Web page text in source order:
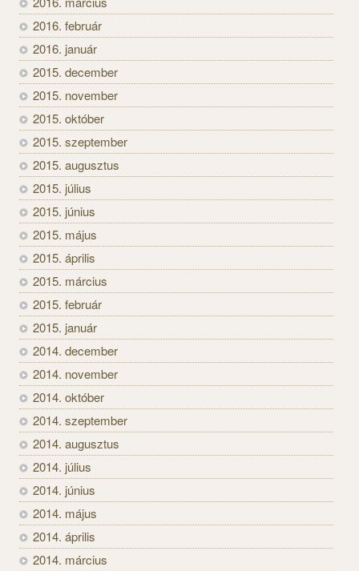
2016. február
2016. január
2015. december
2015. november
2015. október
2015. szeptember
2015. augusztus
2015. július
2015. június
2015. május
2015. április
2015. március
2015. február
2015. január
2014. december
2014. november
2014. október
2014. szeptember
2014. augusztus
2014. július
2014. június
2014. május
2014. április
2014. március